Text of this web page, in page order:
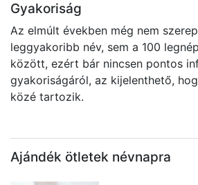
Gyakoriság
Az elmúlt években még nem
leggyakoribb név, sem a 100
között, ezért bár nincsen pontos
gyakoriságáról, az kijelenthető,
közé tartozik.
Ajándék ötletek névnapra